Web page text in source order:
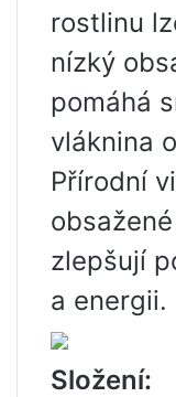
rostlinu
nízký
pomáhá
vláknina
Přírodní
zlepšují
a energii.
Složení: